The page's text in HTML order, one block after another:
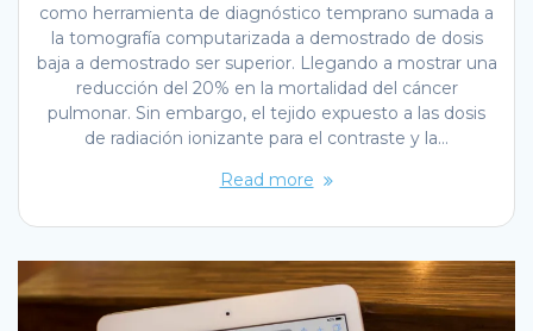
como herramienta de diagnóstico temprano sumada a
la tomografía computarizada a demostrado de dosis
baja a demostrado ser superior. Llegando a mostrar una
reducción del 20% en la mortalidad del cáncer
pulmonar. Sin embargo, el tejido expuesto a las dosis
de radiación ionizante para el contraste y la…
Read more